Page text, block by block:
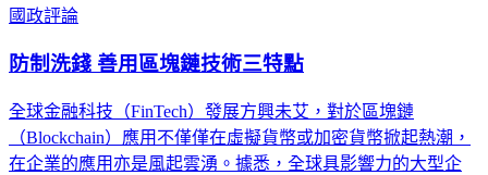
國政評論
防制洗錢 善用區塊鏈技術三特點
全球金融科技（FinTech）發展方興未艾，對於區塊鏈
（Blockchain）應用不僅僅在虛擬貨幣或加密貨幣掀起熱潮，
在企業的應用亦是風起雲湧。據悉，全球具影響力的大型企